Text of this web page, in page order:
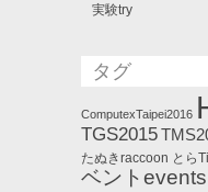
実験try
タグ
ComputexTaipei2016
TGS2015
たぬきraccoon とら
ベントevents